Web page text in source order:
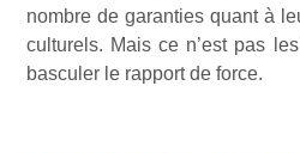
nombre de garanties quant à
culturels. Mais ce n’est pas
basculer le rapport de force.